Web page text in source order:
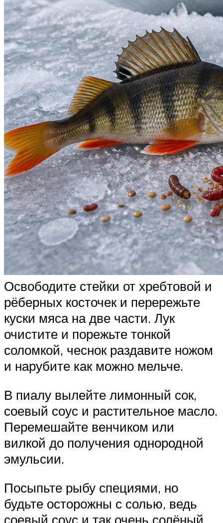
Освободите стейки от хребтовой и
рёберных косточек и перережьте
куски мяса на две части. Лук
очистите и порежьте тонкой
соломкой, чеснок раздавите ножом
и нарубите как можно мельче.
В пиалу вылейте лимонный сок,
соевый соус и растительное масло.
Перемешайте венчиком или
вилкой до получения однородной
эмульсии.
Посыпьте рыбу специями, но
будьте осторожны с солью, ведь
соевый соус и так очень солёный.